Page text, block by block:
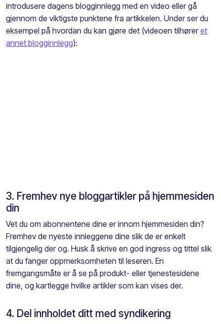
introdusere dagens blogginnlegg med en video eller gå
gjennom de viktigste punktene fra artikkelen. Under ser du
eksempel på hvordan du kan gjøre det (videoen tilhøreret
annet blogginnlegg):
3. Fremhev nye bloggartikler på hjemmesiden
din
Vet du om abonnentene dine er innom hjemmesiden din?
Fremhev de nyeste innleggene dine slik de er enkelt
tilgjengelig der og. Husk å skrive en god ingress og tittel slik
at du fanger oppmerksomheten til leseren. En
fremgangsmåte er å se på produkt- eller tjenestesidene
dine, og kartlegge hvilke artikler som kan vises der.
4. Del innholdet ditt med syndikering